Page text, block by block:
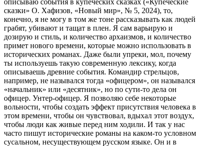
сказки» О. Хафизов, «Новый мир», № 5, 2024), то,
конечно, я не могу в том же тоне рассказывать как людей
грабят, убивают и тащат в плен. Я сам варьирую и
дозирую и стиль, и количество архаизмов, и количество
примет нового времени, которые можно использовать в
исторических романах. Даже были упреки, мол, почему
ты используешь такую современную лексику, когда
описываешь древние события. Командир стрельцов,
например, не назывался тогда «офицером», он назывался
«начальник» или «десятник», но по сути-то дела он
офицер. Унтер-офицер. Я позволяю себе некоторые
вольности, чтобы создать эффект присутствия человека в
этом времени, чтобы он чувствовал, вдыхал этот воздух,
чтобы люди как живые перед ним ходили. И так у нас
часто пишут исторические романы на каком-то условном
сусальном, несуществующем русском языке. Он и в